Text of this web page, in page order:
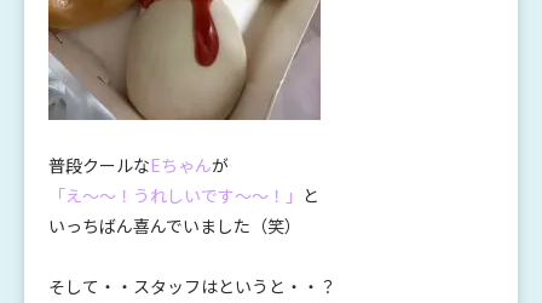
普段クールなEちゃんが
「え～～！うれしいです～～！」 と
いっちばん喜んでいました（笑）
そして・・スタッフはというと・・？